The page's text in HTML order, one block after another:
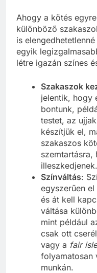
Ahogy a kötés
különböző
is
egyik
létre igazán színes
Szakaszok
jelentik, hogy
bontunk,
testet, az
készítjük el,
szakaszos
illeszkedjenek.
Színváltás:
egyszerűen
és át kell
váltása
mint például
csak ott
vagy a fair isle
folyamatosan
munkán.